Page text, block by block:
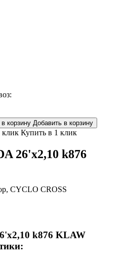
корзину Добавить в корзину
клик Купить в 1 клик
26'х2,10 k876
CYCLO CROSS
k876 KLAW